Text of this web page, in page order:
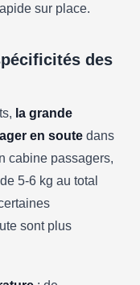
sur place.
des
la grande
en soute dans
cabine passagers,
5-6 kg au total
sont plus